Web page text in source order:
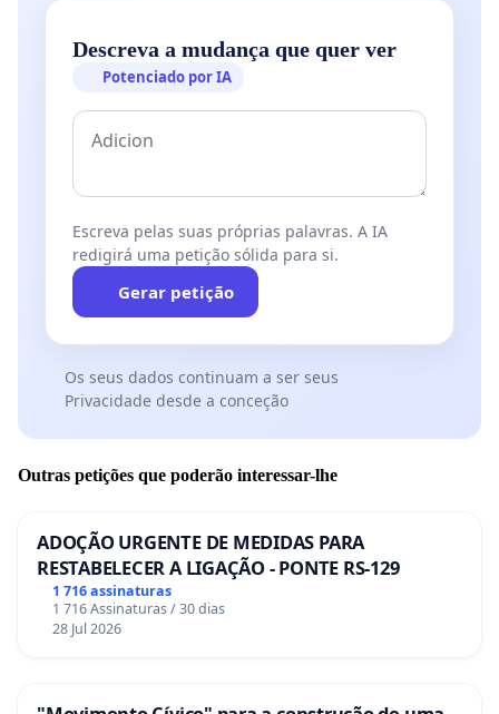
Descreva a mudança que quer ver
Potenciado por IA
Escreva pelas suas próprias palavras. A IA
redigirá uma petição sólida para si.
Gerar petição
Os seus dados continuam a ser seus
Privacidade desde a conceção
Outras petições que poderão interessar-lhe
ADOÇÃO URGENTE DE MEDIDAS PARA
RESTABELECER A LIGAÇÃO - PONTE RS-129
1 716 assinaturas
1 716 Assinaturas / 30 dias
28 Jul 2026